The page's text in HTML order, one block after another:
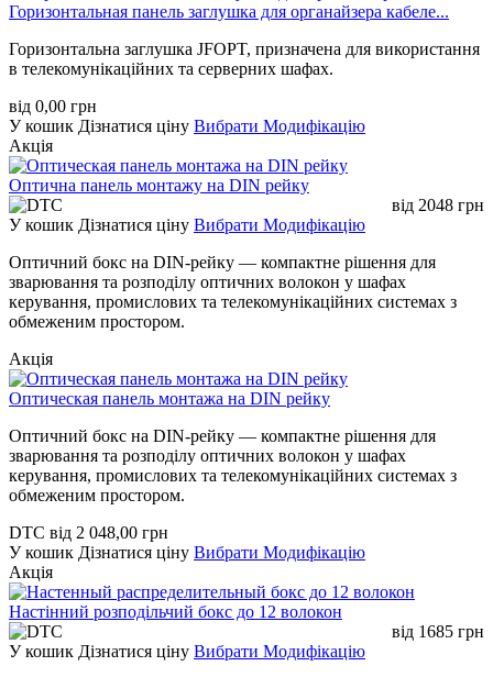
Горизонтальная панель заглушка для органайзера кабеле...
Горизонтальна заглушка JFOPT, призначена для використання
в телекомунікаційних та серверних шафах.
від 0,00 грн
У кошик Дізнатися ціну Вибрати Модифікацію
Акція
Оптична панель монтажу на DIN рейку
від 2048 грн
У кошик Дізнатися ціну Вибрати Модифікацію
Оптичний бокс на DIN-рейку — компактне рішення для
зварювання та розподілу оптичних волокон у шафах
керування, промислових та телекомунікаційних системах з
обмеженим простором.
Акція
Оптическая панель монтажа на DIN рейку
Оптичний бокс на DIN-рейку — компактне рішення для
зварювання та розподілу оптичних волокон у шафах
керування, промислових та телекомунікаційних системах з
обмеженим простором.
DTC від 2 048,00 грн
У кошик Дізнатися ціну Вибрати Модифікацію
Акція
Настінний розподільчий бокс до 12 волокон
від 1685 грн
У кошик Дізнатися ціну Вибрати Модифікацію